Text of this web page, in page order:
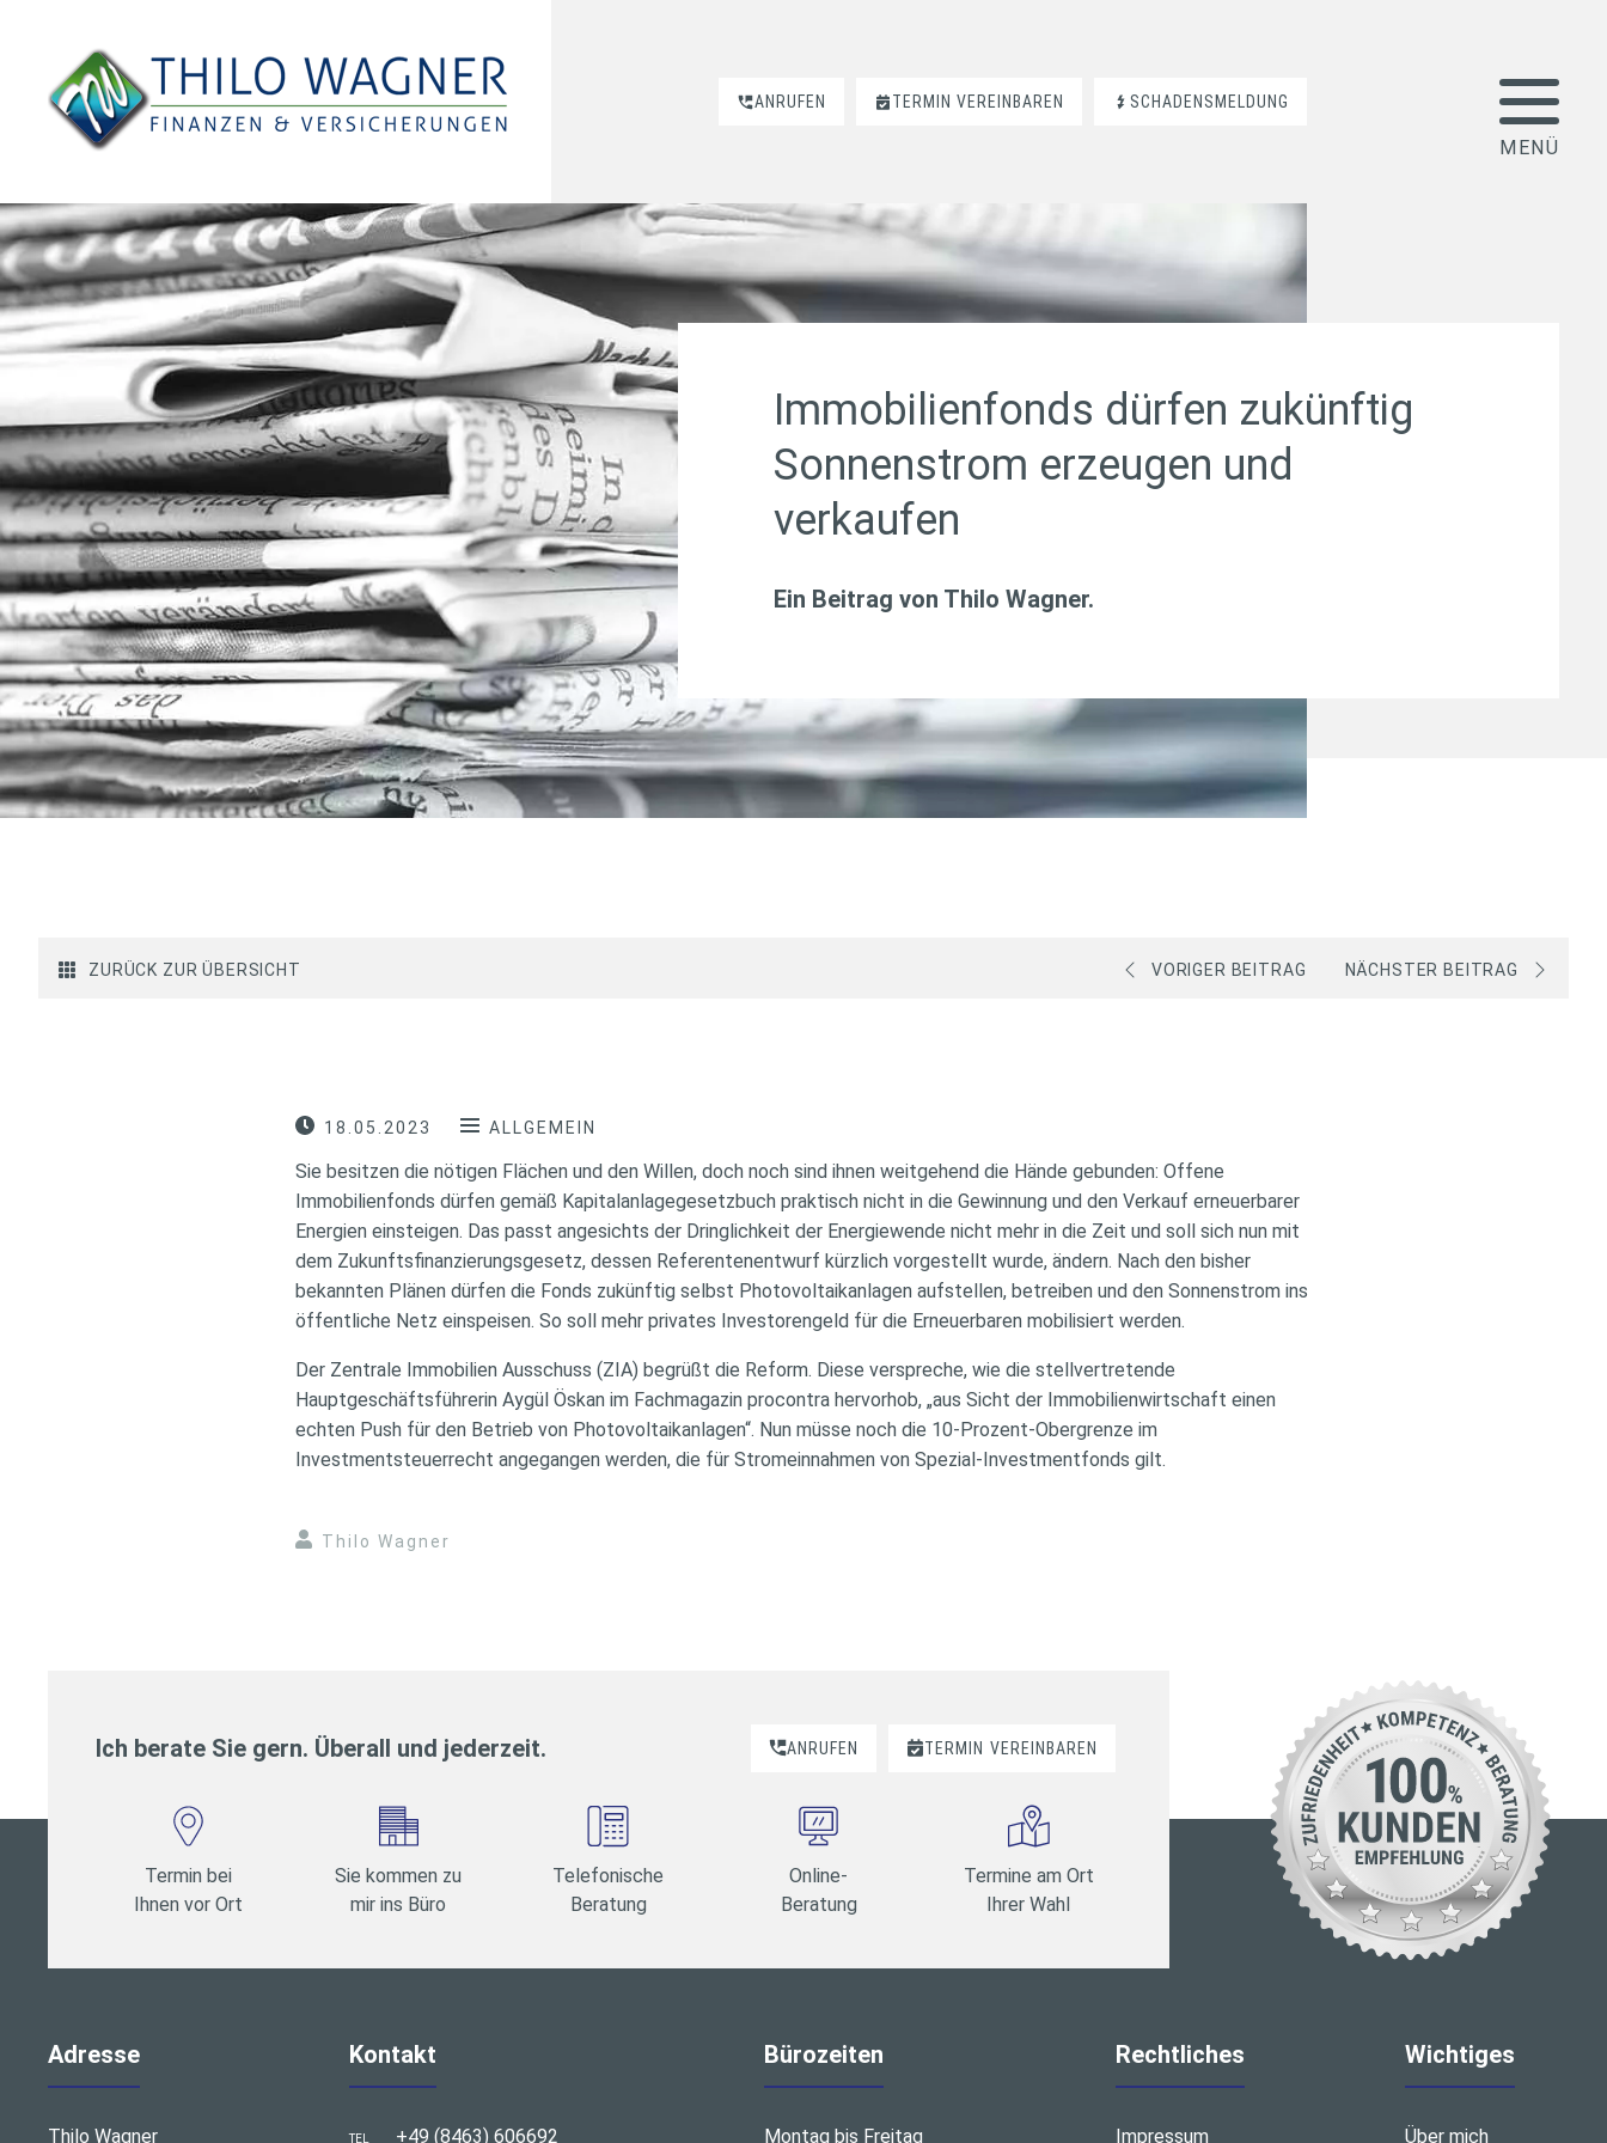
ANRUFEN TERMIN VEREINBAREN SCHADENSMELDUNG
Immobilienfonds dürfen zukünftig
Sonnenstrom erzeugen und
verkaufen
Ein Beitrag von Thilo Wagner.
ZURÜCK ZUR ÜBERSICHT VORIGER BEITRAG NÄCHSTER BEITRAG
18.05.2023 ALLGEMEIN
Sie besitzen die nötigen Flächen und den Willen, doch noch sind ihnen weitgehend die Hände gebunden: Offene
Immobilienfonds dürfen gemäß Kapitalanlagegesetzbuch praktisch nicht in die Gewinnung und den Verkauf erneuerbarer
Energien einsteigen. Das passt angesichts der Dringlichkeit der Energiewende nicht mehr in die Zeit und soll sich nun mit
dem Zukunftsfinanzierungsgesetz, dessen Referentenentwurf kürzlich vorgestellt wurde, ändern. Nach den bisher
bekannten Plänen dürfen die Fonds zukünftig selbst Photovoltaikanlagen aufstellen, betreiben und den Sonnenstrom ins
öffentliche Netz einspeisen. So soll mehr privates Investorengeld für die Erneuerbaren mobilisiert werden.
Der Zentrale Immobilien Ausschuss (ZIA) begrüßt die Reform. Diese verspreche, wie die stellvertretende
Hauptgeschäftsführerin Aygül Öskan im Fachmagazin procontra hervorhob, „aus Sicht der Immobilienwirtschaft einen
echten Push für den Betrieb von Photovoltaikanlagen“. Nun müsse noch die 10-Prozent-Obergrenze im
Investmentsteuerrecht angegangen werden, die für Stromeinnahmen von Spezial-Investmentfonds gilt.
Thilo Wagner
Ich berate Sie gern. Überall und jederzeit. ANRUFEN TERMIN VEREINBAREN
Termin bei
Ihnen vor Ort
Sie kommen zu
mir ins Büro
Telefonische
Beratung
Online-
Beratung
Termine am Ort
Ihrer Wahl
Adresse
Thilo Wagner
Kontakt
TEL +49 (8463) 606692
Bürozeiten
Montag bis Freitag
Rechtliches
Impressum
Wichtiges
Über mich